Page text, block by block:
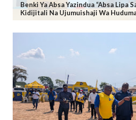
Benki Ya Absa Yazindua “Absa Lipa
Kidijitali Na Ujumuishaji Wa